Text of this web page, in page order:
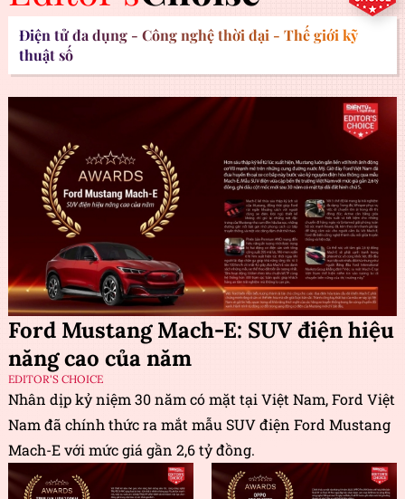
Điện tử đa dụng - Công nghệ thời đại - Thế giới kỹ
thuật số
Ford Mustang Mach-E: SUV điện hiệu
năng cao của năm
EDITOR'S CHOICE
Nhân dịp kỷ niệm 30 năm có mặt tại Việt Nam, Ford Việt
Nam đã chính thức ra mắt mẫu SUV điện Ford Mustang
Mach-E với mức giá gần 2,6 tỷ đồng.